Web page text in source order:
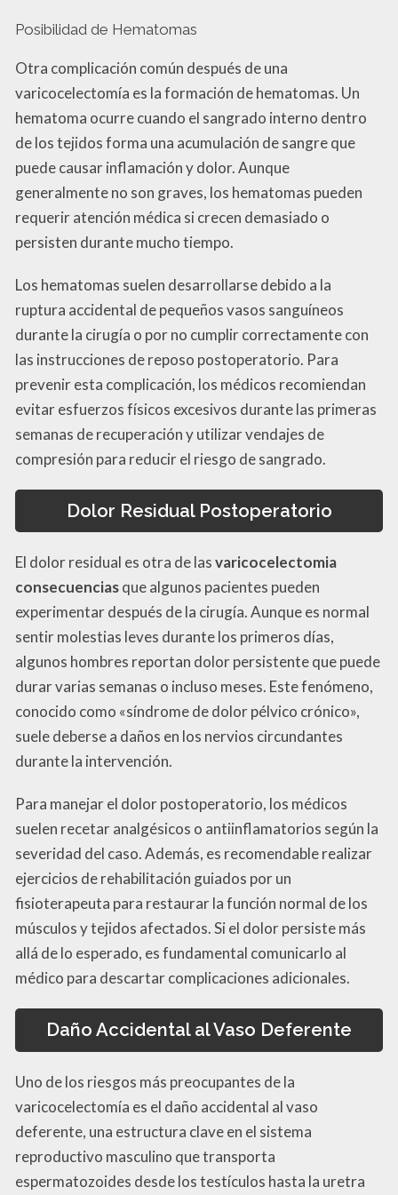
Posibilidad de Hematomas
Otra complicación común después de una
varicocelectomía es la formación de hematomas. Un
hematoma ocurre cuando el sangrado interno dentro
de los tejidos forma una acumulación de sangre que
puede causar inflamación y dolor. Aunque
generalmente no son graves, los hematomas pueden
requerir atención médica si crecen demasiado o
persisten durante mucho tiempo.
Los hematomas suelen desarrollarse debido a la
ruptura accidental de pequeños vasos sanguíneos
durante la cirugía o por no cumplir correctamente con
las instrucciones de reposo postoperatorio. Para
prevenir esta complicación, los médicos recomiendan
evitar esfuerzos físicos excesivos durante las primeras
semanas de recuperación y utilizar vendajes de
compresión para reducir el riesgo de sangrado.
Dolor Residual Postoperatorio
El dolor residual es otra de lasvaricocelectomia
consecuenciasque algunos pacientes pueden
experimentar después de la cirugía. Aunque es normal
sentir molestias leves durante los primeros días,
algunos hombres reportan dolor persistente que puede
durar varias semanas o incluso meses. Este fenómeno,
conocido como «síndrome de dolor pélvico crónico»,
suele deberse a daños en los nervios circundantes
durante la intervención.
Para manejar el dolor postoperatorio, los médicos
suelen recetar analgésicos o antiinflamatorios según la
severidad del caso. Además, es recomendable realizar
ejercicios de rehabilitación guiados por un
fisioterapeuta para restaurar la función normal de los
músculos y tejidos afectados. Si el dolor persiste más
allá de lo esperado, es fundamental comunicarlo al
médico para descartar complicaciones adicionales.
Daño Accidental al Vaso Deferente
Uno de los riesgos más preocupantes de la
varicocelectomía es el daño accidental al vaso
deferente, una estructura clave en el sistema
reproductivo masculino que transporta
espermatozoides desde los testículos hasta la uretra